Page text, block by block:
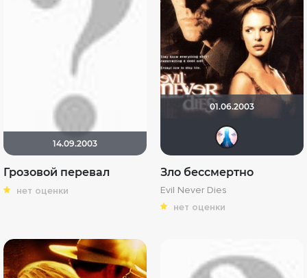
14.09.2003
Грозовой перевал
нет оценки
01.06.2003
Зло бессмертно
Evil Never Dies
нет оценки